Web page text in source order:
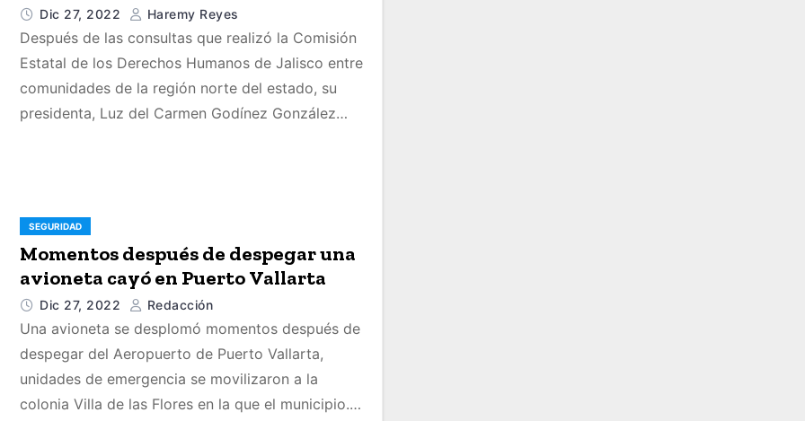
Dic 27, 2022 Haremy Reyes
Después de las consultas que realizó la Comisión
Estatal de los Derechos Humanos de Jalisco entre
comunidades de la región norte del estado, su
presidenta, Luz del Carmen Godínez González…
SEGURIDAD
Momentos después de despegar una
avioneta cayó en Puerto Vallarta
Dic 27, 2022 Redacción
Una avioneta se desplomó momentos después de
despegar del Aeropuerto de Puerto Vallarta,
unidades de emergencia se movilizaron a la
colonia Villa de las Flores en la que el municipio.…